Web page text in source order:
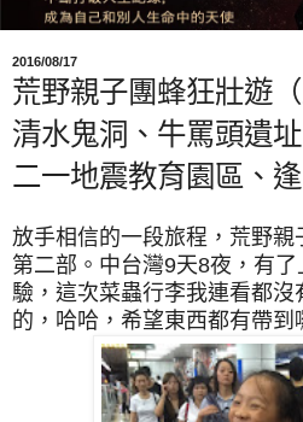
2016/08/17
荒野親子團蜂狂壯遊
清水鬼洞、牛罵頭遺
二一地震教育園區、
放手相信的一段旅程，荒野
第二部。 中台灣9天8夜，有
驗，這次菜蟲行李我連看都
的，哈哈，希望東西都有帶到